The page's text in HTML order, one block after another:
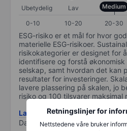
Retningslinjer for
Nettstedene våre bruker
Ubetydelig Lav Medium
0-10
10-20 20-30
ESG-risiko er et mål for hvor
materielle ESG-risikoer.
risikokategorier er designet for
identifisere og forstå
selskap, samt hvordan det kan
resultater for investeringer.
lavere plassering på skalen, jo
risiko og 100 tilsvarer maksimal
Last ned metodikk for ESG-
Data levert av
/